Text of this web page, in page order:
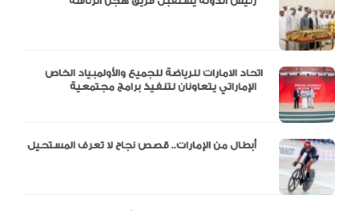
اتحاد الامارات للرياضة للجميع والأولمبياد الخاص